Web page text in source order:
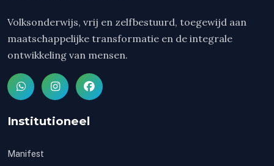
Volksonderwijs, vrij en zelfbestuurd, toegewijd aan
maatschappelijke transformatie en de integrale
ontwikkeling van mensen.
Institutioneel
Manifest